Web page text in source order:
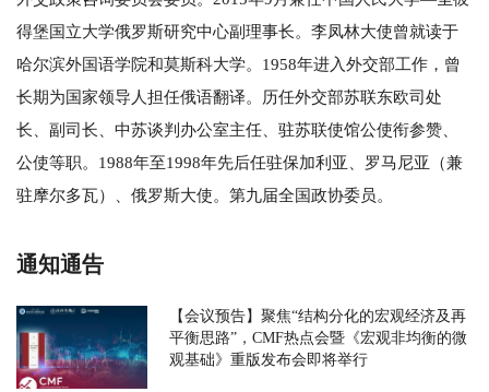
得堡国立大学俄罗斯研究中心副理事长。李凤林大使曾就读于
哈尔滨外国语学院和莫斯科大学。1958年进入外交部工作，曾
长期为国家领导人担任俄语翻译。历任外交部苏联东欧司处
长、副司长、中苏谈判办公室主任、驻苏联使馆公使衔参赞、
公使等职。1988年至1998年先后任驻保加利亚、罗马尼亚（兼
驻摩尔多瓦）、俄罗斯大使。第九届全国政协委员。
通知通告
【会议预告】聚焦“结构分化的宏观经济及再
平衡思路”，CMF热点会暨《宏观非均衡的微
观基础》重版发布会即将举行